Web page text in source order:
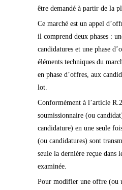
être demandé à partir de la
Ce marché est un appel
il comprend deux phases :
candidatures et une phase
éléments techniques du
en phase d’offres, aux
lot.
Conformément à l’article
soumissionnaire (ou
candidature) en une seule
(ou candidatures) sont
seule la dernière reçue dans
examinée.
Pour modifier une offre (ou